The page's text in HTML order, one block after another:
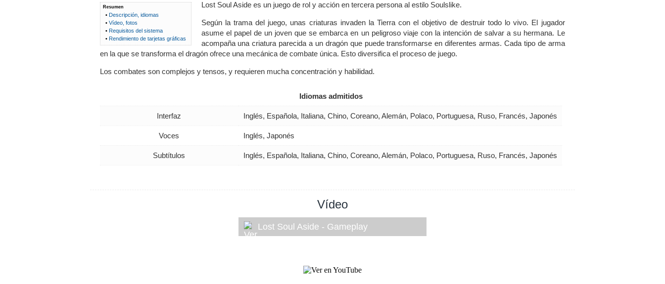
Resumen
• Descripción, idiomas
• Vídeo, fotos
• Requisitos del sistema
• Rendimiento de tarjetas gráficas
Lost Soul Aside es un juego de rol y acción en tercera persona al estilo Soulslike.
Según la trama del juego, unas criaturas invaden la Tierra con el objetivo de destruir todo lo vivo. El jugador
asume el papel de un joven que se embarca en un peligroso viaje con la intención de salvar a su hermana. Le
acompaña una criatura parecida a un dragón que puede transformarse en diferentes armas. Cada tipo de arma
en la que se transforma el dragón ofrece una mecánica de combate única. Esto diversifica el proceso de juego.
Los combates son complejos y tensos, y requieren mucha concentración y habilidad.
Idiomas admitidos
Interfaz Inglés, Española, Italiana, Chino, Coreano, Alemán, Polaco, Portuguesa, Ruso, Francés, Japonés
Voces Inglés, Japonés
Subtítulos Inglés, Española, Italiana, Chino, Coreano, Alemán, Polaco, Portuguesa, Ruso, Francés, Japonés
Vídeo
Lost Soul Aside - Gameplay